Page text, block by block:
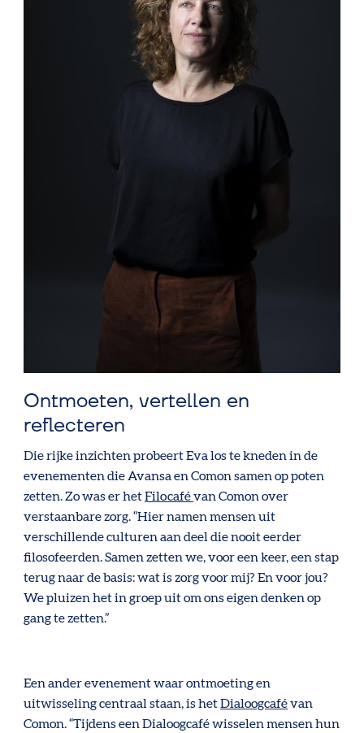
Ontmoeten, vertellen en
reflecteren
Die rijke inzichten probeert Eva los te kneden in de
evenementen die Avansa en Comon samen op poten
zetten. Zo was er hetFilocafévan Comon over
verstaanbare zorg. “Hier namen mensen uit
verschillende culturen aan deel die nooit eerder
filosofeerden. Samen zetten we, voor een keer, een stap
terug naar de basis: wat is zorg voor mij? En voor jou?
We pluizen het in groep uit om ons eigen denken op
gang te zetten.”
Een ander evenement waar ontmoeting en
uitwisseling centraal staan, is hetDialoogcafévan
Comon. “Tijdens een Dialoogcafé wisselen mensen hun